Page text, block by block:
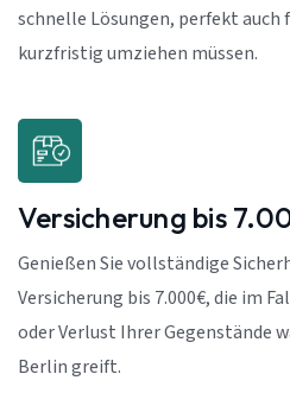
schnelle Lösungen, perfekt auch
kurzfristig umziehen müssen.
Versicherung bis
Genießen Sie vollständige
Versicherung bis 7.000€, die im
oder Verlust Ihrer Gegenstände
Berlin greift.